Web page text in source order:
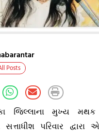
Posts
જિલ્લાના મુખ્ય મથક
સત્તાધીશ પરિવાર